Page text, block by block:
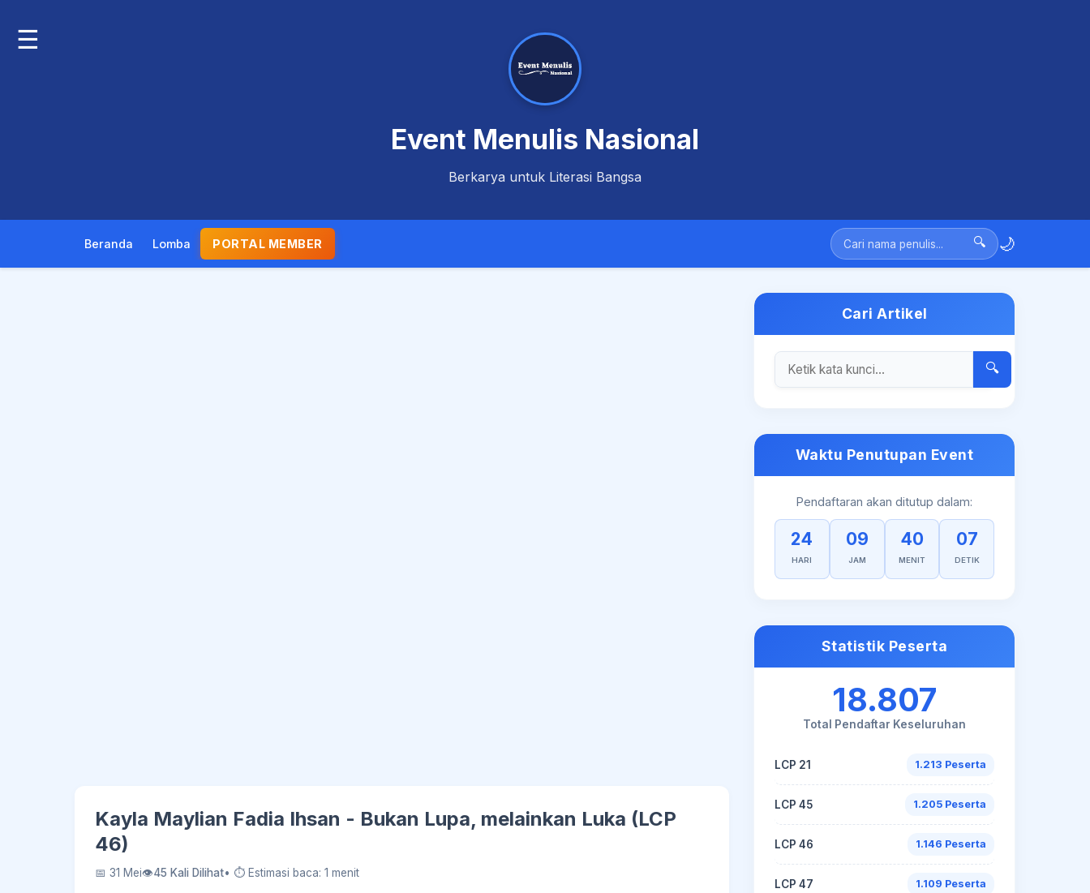
☰
Event Menulis Nasional
Berkarya untuk Literasi Bangsa
Beranda Lomba PORTAL MEMBER 🔍 🌙
Kayla Maylian Fadia Ihsan - Bukan Lupa, melainkan Luka (LCP
46)
📅 31 Mei👁45 Kali Dilihat• ⏱ Estimasi baca: 1 menit
Cari Artikel
🔍
Waktu Penutupan Event
Pendaftaran akan ditutup dalam:
24
HARI
09
JAM
40
MENIT
06
DETIK
Statistik Peserta
18.807
Total Pendaftar Keseluruhan
LCP 21 1.213 Peserta
LCP 45 1.205 Peserta
LCP 46 1.146 Peserta
LCP 47 1.109 Peserta